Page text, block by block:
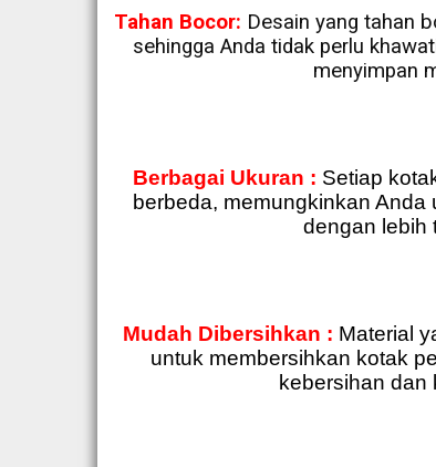
Tahan Bocor: Desain yang tahan
sehingga Anda tidak perlu
menyimpan
Berbagai Ukuran : Setiap
berbeda, memungkinkan
dengan lebih
Mudah Dibersihkan : Material
untuk membersihkan kotak
kebersihan dan